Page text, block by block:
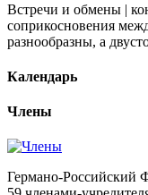
Встречи и обмены |
соприкосновения
разнообразны, а
Календарь
Члены
Германо-Российский